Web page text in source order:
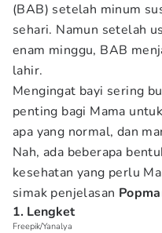
(BAB) setelah minum
sehari. Namun setelah
enam minggu, BAB
lahir.
Mengingat bayi sering
penting bagi Mama
apa yang normal, dan
Nah, ada beberapa
kesehatan yang perlu
simak penjelasan
1. Lengket
Freepik/Yanalya